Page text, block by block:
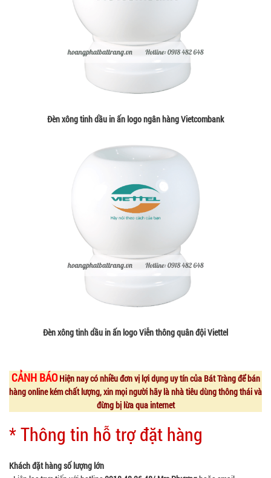
Đèn xông tinh dầu in ấn logo ngân hàng Vietcombank
Đèn xông tinh dầu in ấn logo Viễn thông quân đội Viettel
CẢNH BÁOHiện nay có nhiều đơn vị lợi dụng uy tín của Bát Tràng để bán
hàng online kém chất lượng, xin mọi người hãy là nhà tiêu dùng thông thái và
đừng bị lừa qua internet
* Thông tin hỗ trợ đặt hàng
Khách đặt hàng số lượng lớn